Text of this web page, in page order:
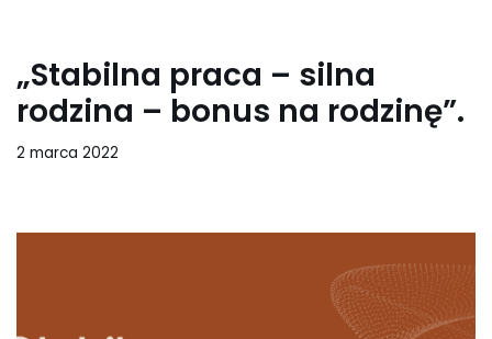
„Stabilna praca – silna
rodzina – bonus na rodzinę”.
2 marca 2022